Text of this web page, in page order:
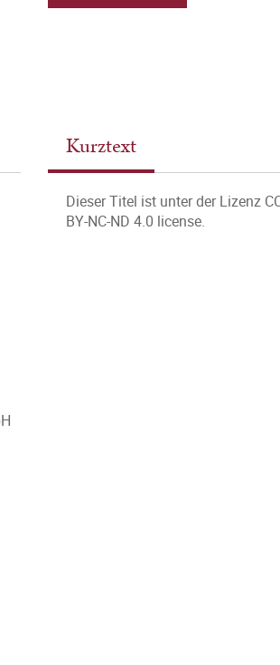
Kurztext
Dieser Titel ist unter der Lizenz
BY-NC-ND 4.0 license.